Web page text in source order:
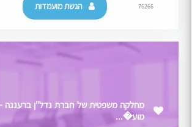
76266 הגשת מועמדות
מחלקה משפטית של חברת נדל"ן ברעננה -
מוע�...